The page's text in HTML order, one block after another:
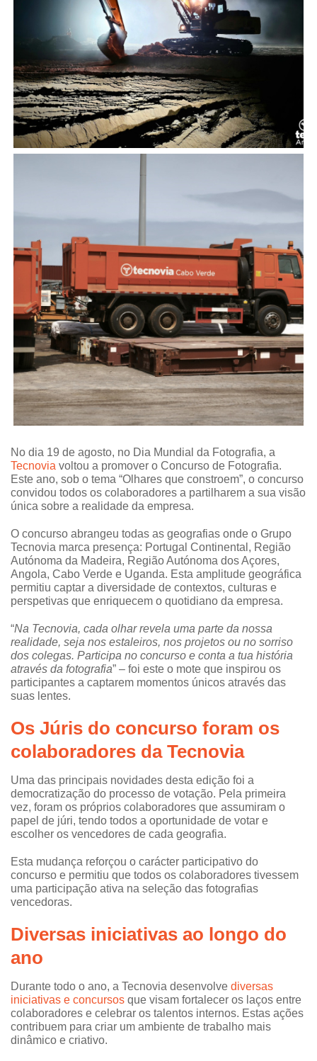
No dia 19 de agosto, no Dia Mundial da Fotografia, a
Tecnovia voltou a promover o Concurso de Fotografia.
Este ano, sob o tema “Olhares que constroem”, o concurso
convidou todos os colaboradores a partilharem a sua visão
única sobre a realidade da empresa.
O concurso abrangeu todas as geografias onde o Grupo
Tecnovia marca presença: Portugal Continental, Região
Autónoma da Madeira, Região Autónoma dos Açores,
Angola, Cabo Verde e Uganda. Esta amplitude geográfica
permitiu captar a diversidade de contextos, culturas e
perspetivas que enriquecem o quotidiano da empresa.
“Na Tecnovia, cada olhar revela uma parte da nossa
realidade, seja nos estaleiros, nos projetos ou no sorriso
dos colegas. Participa no concurso e conta a tua história
através da fotografia” – foi este o mote que inspirou os
participantes a captarem momentos únicos através das
suas lentes.
Os Júris do concurso foram os
colaboradores da Tecnovia
Uma das principais novidades desta edição foi a
democratização do processo de votação. Pela primeira
vez, foram os próprios colaboradores que assumiram o
papel de júri, tendo todos a oportunidade de votar e
escolher os vencedores de cada geografia.
Esta mudança reforçou o carácter participativo do
concurso e permitiu que todos os colaboradores tivessem
uma participação ativa na seleção das fotografias
vencedoras.
Diversas iniciativas ao longo do
ano
Durante todo o ano, a Tecnovia desenvolve diversas
iniciativas e concursos que visam fortalecer os laços entre
colaboradores e celebrar os talentos internos. Estas ações
contribuem para criar um ambiente de trabalho mais
dinâmico e criativo.